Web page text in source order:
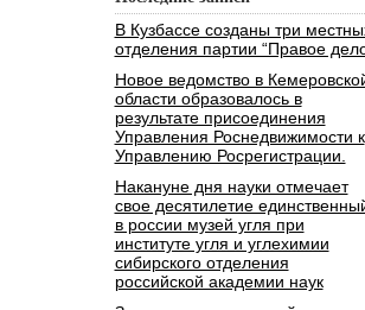
В Кузбассе созданы три
отделения партии “Правое
Новое ведомство в
области образовалось в
результате присоединения
Управления Роснедвижимости к
Управлению Росрегистрации.
Накануне дня науки отмечает
свое десятилетие
в россии музей угля при
институте угля и углехимии
сибирского отделения
российской академии наук